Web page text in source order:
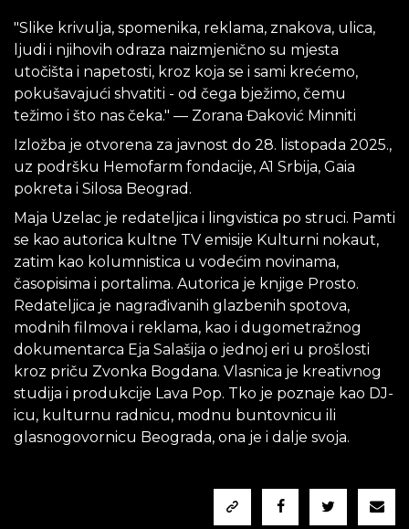
"Slike krivulja, spomenika, reklama, znakova, ulica,
ljudi i njihovih odraza naizmjenično su mjesta
utočišta i napetosti, kroz koja se i sami krećemo,
pokušavajući shvatiti - od čega bježimo, čemu
težimo i što nas čeka." — Zorana Đaković Minniti
Izložba je otvorena za javnost do 28. listopada 2025.,
uz podršku Hemofarm fondacije, A1 Srbija, Gaia
pokreta i Silosa Beograd.
Maja Uzelac je redateljica i lingvistica po struci. Pamti
se kao autorica kultne TV emisije Kulturni nokaut,
zatim kao kolumnistica u vodećim novinama,
časopisima i portalima. Autorica je knjige Prosto.
Redateljica je nagrađivanih glazbenih spotova,
modnih filmova i reklama, kao i dugometražnog
dokumentarca Eja Salašija o jednoj eri u prošlosti
kroz priču Zvonka Bogdana. Vlasnica je kreativnog
studija i produkcije Lava Pop. Tko je poznaje kao DJ-
icu, kulturnu radnicu, modnu buntovnicu ili
glasnogovornicu Beograda, ona je i dalje svoja.